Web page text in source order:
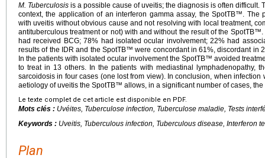
M. Tuberculosis is a possible cause of uveitis; the diagnosis is often difficult.
context, the application of an interferon gamma assay, the SpotTB™. The
with uveitis without obvious cause and not resolving with local treatment,
antituberculous treatment or not) with and without the result of the
had received BCG; 78% had isolated ocular involvement; 22% had
results of the IDR and the SpotTB™ were concordant in 61%, discordant in
In the patients with isolated ocular involvement the SpotTB™ avoided
to treat in 13 others. In the patients with mediastinal lymphadenopathy,
sarcoidosis in four cases (one lost from view). In conclusion, when infection
aetiology of uveitis the SpotTB™ allows, in a significant number of cases,
Le texte complet de cet article est disponible en PDF.
Mots clés : Uvéites, Tuberculose infection, Tuberculose maladie, Tests
Keywords : Uveitis, Tuberculous infection, Tuberculous disease, Interferon
Plan